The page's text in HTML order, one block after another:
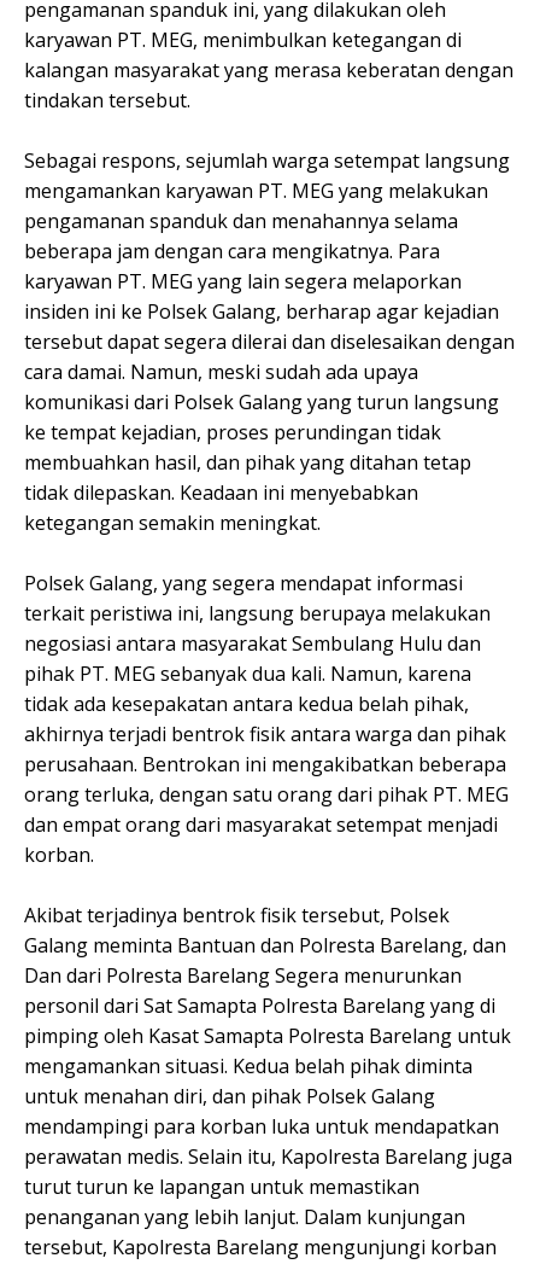
pengamanan spanduk ini, yang dilakukan oleh
karyawan PT. MEG, menimbulkan ketegangan di
kalangan masyarakat yang merasa keberatan dengan
tindakan tersebut.
Sebagai respons, sejumlah warga setempat langsung
mengamankan karyawan PT. MEG yang melakukan
pengamanan spanduk dan menahannya selama
beberapa jam dengan cara mengikatnya. Para
karyawan PT. MEG yang lain segera melaporkan
insiden ini ke Polsek Galang, berharap agar kejadian
tersebut dapat segera dilerai dan diselesaikan dengan
cara damai. Namun, meski sudah ada upaya
komunikasi dari Polsek Galang yang turun langsung
ke tempat kejadian, proses perundingan tidak
membuahkan hasil, dan pihak yang ditahan tetap
tidak dilepaskan. Keadaan ini menyebabkan
ketegangan semakin meningkat.
Polsek Galang, yang segera mendapat informasi
terkait peristiwa ini, langsung berupaya melakukan
negosiasi antara masyarakat Sembulang Hulu dan
pihak PT. MEG sebanyak dua kali. Namun, karena
tidak ada kesepakatan antara kedua belah pihak,
akhirnya terjadi bentrok fisik antara warga dan pihak
perusahaan. Bentrokan ini mengakibatkan beberapa
orang terluka, dengan satu orang dari pihak PT. MEG
dan empat orang dari masyarakat setempat menjadi
korban.
Akibat terjadinya bentrok fisik tersebut, Polsek
Galang meminta Bantuan dan Polresta Barelang, dan
Dan dari Polresta Barelang Segera menurunkan
personil dari Sat Samapta Polresta Barelang yang di
pimping oleh Kasat Samapta Polresta Barelang untuk
mengamankan situasi. Kedua belah pihak diminta
untuk menahan diri, dan pihak Polsek Galang
mendampingi para korban luka untuk mendapatkan
perawatan medis. Selain itu, Kapolresta Barelang juga
turut turun ke lapangan untuk memastikan
penanganan yang lebih lanjut. Dalam kunjungan
tersebut, Kapolresta Barelang mengunjungi korban